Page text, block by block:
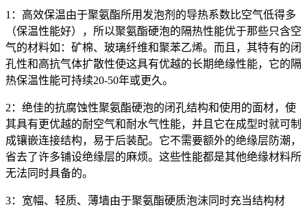
1：高效保温由于聚氨酯所用发泡剂的导热系数比空气低得多
（保温性能好），所以聚氨酯硬泡的隔热性能优于那些只含空
气的材料如：矿棉、玻璃纤维和聚苯乙烯。而且，其特有的闭
孔性和高抗气体扩散性使这具有优越的长期绝缘性能，它的隔
热保温性能可持续20-50年或更久。
2：绝佳的抗腐蚀性聚氨酯硬泡的闭孔结构和使用的面材，使
其具有更优越的耐空气和耐水气性能，并且它在成型时就可制
成镶嵌连接结构，易于后装配。它不需要额外的绝缘层防潮，
省去了许多铺设绝缘层的麻烦。这些性能都是其他绝缘材料所
无法同时具备的。
3：宽幅、轻质、薄墙由于聚氨酯硬质泡沫同时充当结构材